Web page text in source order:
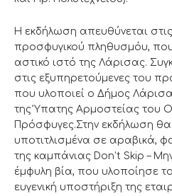
Η εκδήλωση απευθύνεται στις
προσφυγικού πληθυσμόυ, που
αστικό ιστό της Λάρισας.
στις εξυπηρετούμενες του
που υλοποιεί ο Δήμος
της Ύπατης Αρμοστείας του
Πρόσφυγες.Στην εκδήλωση
υποτιτλισμένα σε αραβικά,
της καμπάνιας Don’t Skip –
έμφυλη βία, που υλοποίησε
ευγενική υποστήριξη της